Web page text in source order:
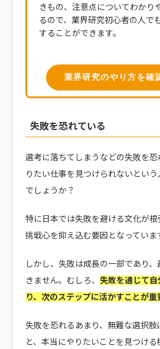
きもの、注意点についてわかり
るので、業界研究初心者の人で
することができます。
業界研究のやり方を確
失敗を恐れている
選考に落ちてしまうなどの失敗を
りたい仕事を見つけられないとい
でしょうか？
特に日本では失敗を避ける文化が
挑戦心を抑え込む要因となっていま
しかし、失敗は成長の一部であり
きません。むしろ、 失敗を通じて
り、次のステップに活かすことが重
失敗を恐れるあまり、無難な選択肢
と、本当にやりたいことを見つける